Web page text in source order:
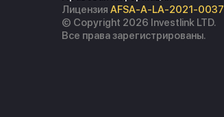
Лицензия AFSA-A-LA-2021-0037
© Copyright 2026 Investlink LTD.
Все права зарегистрированы.